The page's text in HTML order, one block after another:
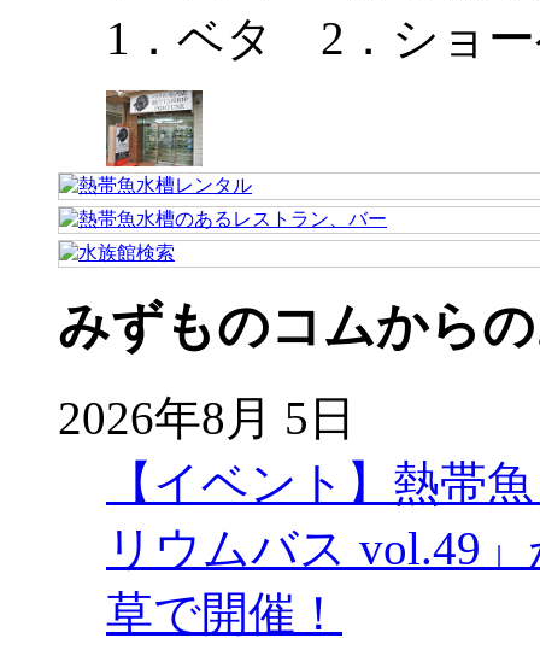
1．ベタ 2．ショ
みずものコムから
2026年8月 5日
【イベント】熱帯
リウムバス vol.49
草で開催！